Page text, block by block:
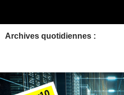
Archives quotidiennes :